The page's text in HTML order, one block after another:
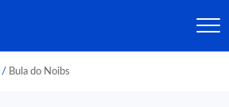
/ Bula do Noibs